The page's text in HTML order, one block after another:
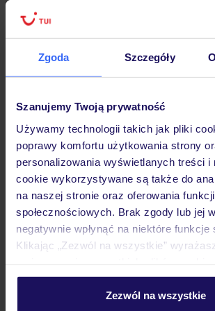
Zgoda Szczegóły
Szanujemy Twoją prywatność
Używamy technologii takich jak pliki
poprawy komfortu użytkowania strony
personalizowania wyświetlanych treści i
cookie wykorzystywane są także do
na naszej stronie oraz oferowania
społecznościowych. Brak zgody lub jej
negatywnie wpłynąć na niektóre funkcje
Klikając „Zezwól na wszystkie”
personalizować swój wybór wchodząc w
Zezwól na wszystkie
Hotel
Opinie
Pokoje
Wyżywienie